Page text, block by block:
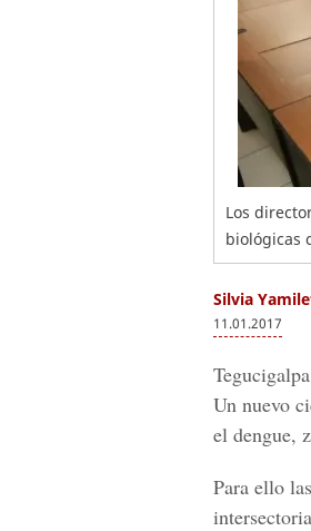
Los
biológicas
Silvia
11.01.2017
Un nuevo
el dengue,
Para ello